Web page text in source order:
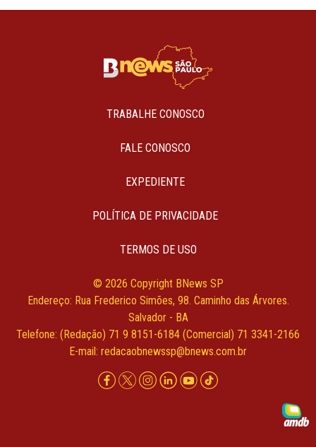
TRABALHE CONOSCO
FALE CONOSCO
EXPEDIENTE
POLÍTICA DE PRIVACIDADE
TERMOS DE USO
© 2026 Copyright BNews SP
Endereço: Rua Frederico Simões, 98. Caminho das Árvores.
Salvador - BA
Telefone: (Redação) 71 9 8151-6184 (Comercial) 71 3341-2166
E-mail: redacaobnewssp@bnews.com.br